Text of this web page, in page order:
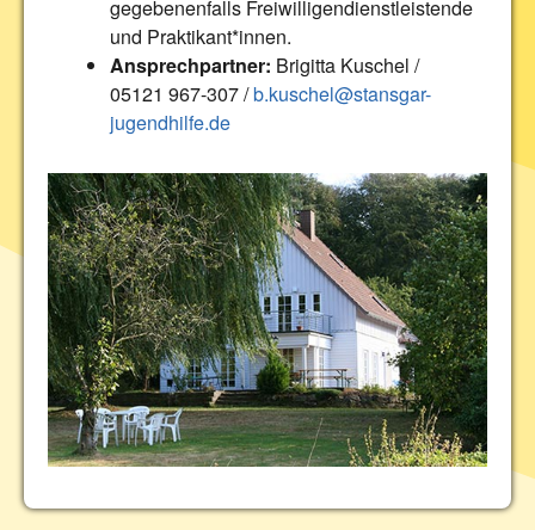
gegebenenfalls Freiwilligendienstleistende
und Praktikant*innen.
Ansprechpartner: Brigitta Kuschel /
05121 967-307 /b.kuschel@stansgar-
jugendhilfe.de